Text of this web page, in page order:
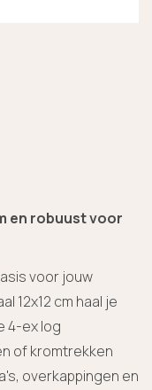
en robuust voor
voor jouw
12x12 cm haal je
4-ex log
of kromtrekken
overkappingen en